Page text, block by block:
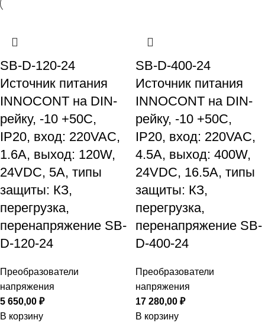
SB-D-120-24
Источник питания
INNOCONT на DIN-
рейку, -10 +50С,
IP20, вход: 220VAC,
1.6А, выход: 120W,
24VDC, 5A, типы
защиты: КЗ,
перегрузка,
перенапряжение SB-
D-120-24
Преобразователи
напряжения
5 650,00 ₽
В корзину
SB-D-400-24
Источник питания
INNOCONT на DIN-
рейку, -10 +50С,
IP20, вход: 220VAC,
4.5А, выход: 400W,
24VDC, 16.5A, типы
защиты: КЗ,
перегрузка,
перенапряжение SB-
D-400-24
Преобразователи
напряжения
17 280,00 ₽
В корзину